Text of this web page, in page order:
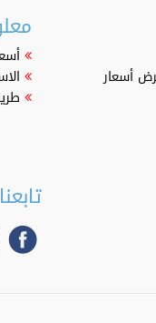
أسعار
تابعنا